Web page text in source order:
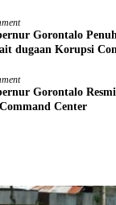
Gorontalo
dugaan Korupsi
Gorontalo
Center